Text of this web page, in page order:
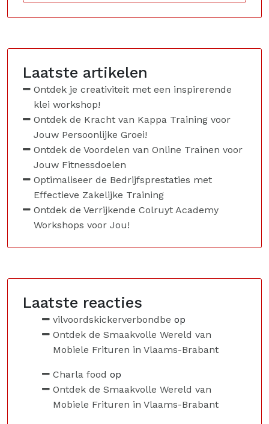
Laatste artikelen
Ontdek je creativiteit met een inspirerende
klei workshop!
Ontdek de Kracht van Kappa Training voor
Jouw Persoonlijke Groei!
Ontdek de Voordelen van Online Trainen voor
Jouw Fitnessdoelen
Optimaliseer de Bedrijfsprestaties met
Effectieve Zakelijke Training
Ontdek de Verrijkende Colruyt Academy
Workshops voor Jou!
Laatste reacties
vilvoordskickerverbondbe op
Ontdek de Smaakvolle Wereld van
Mobiele Frituren in Vlaams-Brabant
Charla food op
Ontdek de Smaakvolle Wereld van
Mobiele Frituren in Vlaams-Brabant